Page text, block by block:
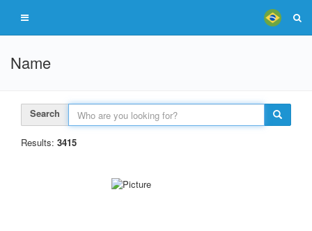
Name
Search
Results: 3415